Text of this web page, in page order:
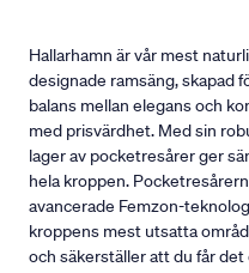
Hallarhamn är vår mest
designade ramsäng, skapad
balans mellan elegans och
med prisvärdhet. Med sin
lager av pocketresårer ger
hela kroppen.
avancerade Femzon-
kroppens mest utsatta
och säkerställer att du får